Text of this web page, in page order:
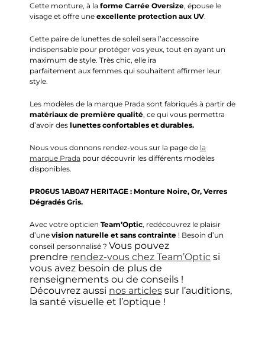
Cette monture, à la forme Carrée Oversize, épouse le
visage et offre une excellente protection aux UV.
Cette paire de lunettes de soleil sera l’accessoire
indispensable pour protéger vos yeux, tout en ayant un
maximum de style. Très chic, elle ira
parfaitement aux femmes qui souhaitent affirmer leur
style.
Les modèles de la marque Prada sont fabriqués à partir de
matériaux de première qualité, ce qui vous permettra
d’avoir des lunettes confortables et durables.
Nous vous donnons rendez-vous sur la page de la
marque Prada pour découvrir les différents modèles
disponibles.
PR06US 1AB0A7 HERITAGE : Monture Noire, Or, Verres
Dégradés Gris.
Avec votre opticien Team’Optic, redécouvrez le plaisir
d’une vision naturelle et sans contrainte ! Besoin d’un
conseil personnalisé ? Vous pouvez
prendre rendez-vous chez Team’Optic si
vous avez besoin de plus de
renseignements ou de conseils !
Découvrez aussi nos articles sur l’auditions,
la santé visuelle et l’optique !